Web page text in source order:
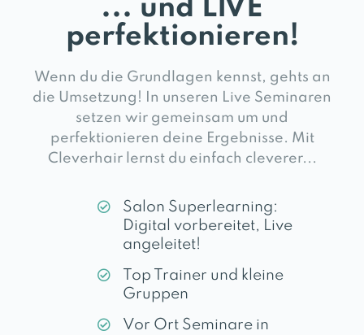
... und LIVE
perfektionieren!
Wenn du die Grundlagen kennst, gehts an
die Umsetzung! In unseren Live Seminaren
setzen wir gemeinsam um und
perfektionieren deine Ergebnisse. Mit
Cleverhair lernst du einfach cleverer...
Salon Superlearning:
Digital vorbereitet, Live
angeleitet!
Top Trainer und kleine
Gruppen
Vor Ort Seminare in